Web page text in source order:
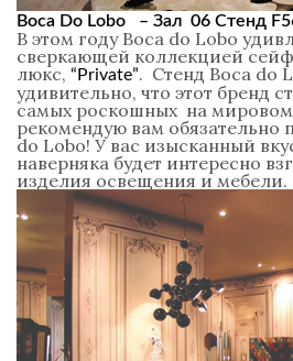
Boca Do Lobo – Зал 06 Стенд
В этом году Boca do Lobo
сверкающей коллекцией
люкс, “Private”. Стенд Boca do
удивительно, что этот бренд
самых роскошных на
рекомендую вам обязательно
do Lobo! У вас изысканный
наверняка будет интересно
изделия освещения и мебели.